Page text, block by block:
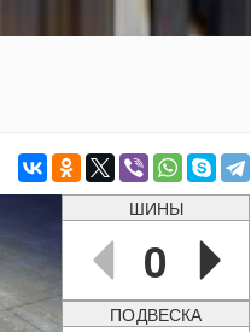
ШИНЫ
0
ПОДВЕСКА